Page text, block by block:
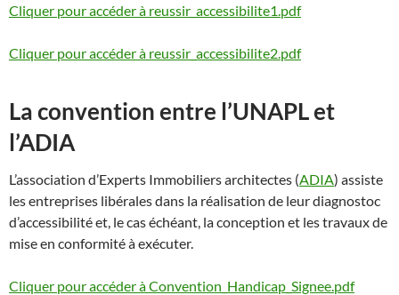
Cliquer pour accéder à reussir_accessibilite1.pdf
Cliquer pour accéder à reussir_accessibilite2.pdf
La convention entre l’UNAPL et
l’ADIA
L’association d’Experts Immobiliers architectes (ADIA) assiste
les entreprises libérales dans la réalisation de leur diagnostoc
d’accessibilité et, le cas échéant, la conception et les travaux de
mise en conformité à exécuter.
Cliquer pour accéder à Convention_Handicap_Signee.pdf